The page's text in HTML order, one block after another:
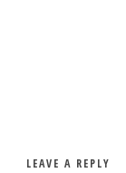
LEAVE A REPLY